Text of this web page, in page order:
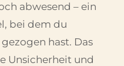
abwesend – ein
bei dem du
hast. Das
Unsicherheit und